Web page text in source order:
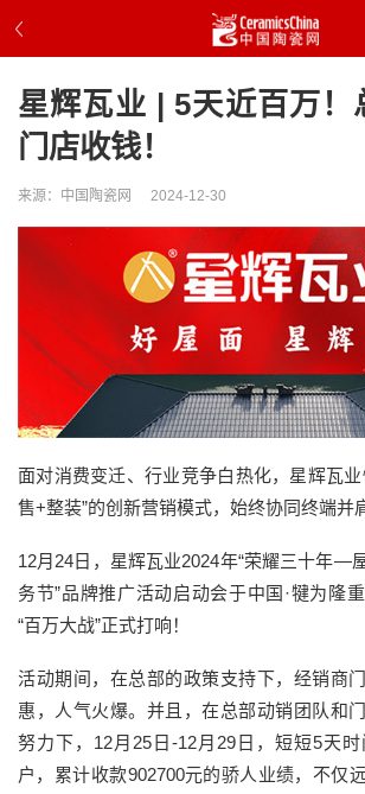
星辉瓦业 | 5天近百万！
门店收钱！
来源：中国陶瓷网 2024-12-30
面对消费变迁、行业竞争白热化，星辉瓦
售+整装”的创新营销模式，始终协同终端并
12月24日，星辉瓦业2024年“荣耀三十年—
务节”品牌推广活动启动会于中国·犍为隆
“百万大战”正式打响！
活动期间，在总部的政策支持下，经销商
惠，人气火爆。并且，在总部动销团队和
努力下，12月25日-12月29日，短短5天
户，累计收款902700元的骄人业绩，不仅